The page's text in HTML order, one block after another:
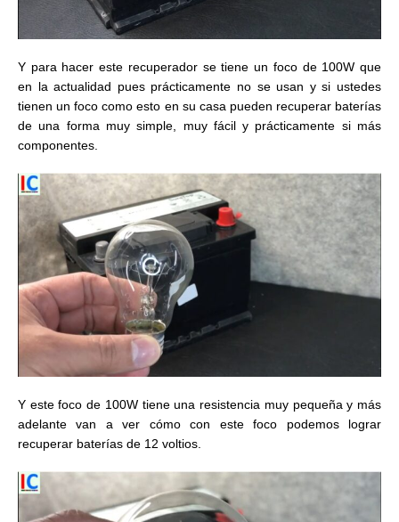
Y para hacer este recuperador se tiene un foco de 100W que
en la actualidad pues prácticamente no se usan y si ustedes
tienen un foco como esto en su casa pueden recuperar baterías
de una forma muy simple, muy fácil y prácticamente si más
componentes.
Y este foco de 100W tiene una resistencia muy pequeña y más
adelante van a ver cómo con este foco podemos lograr
recuperar baterías de 12 voltios.